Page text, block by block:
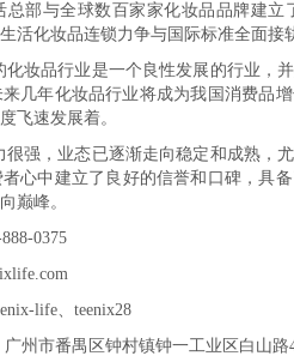
部与全球数百家家化妆品品牌建
活化妆品连锁力争与国际标准全面接
化妆品行业是一个良性发展的行业，
几年化妆品行业将成为我国消费品
飞速发展着。
强，业态已逐渐走向稳定和成熟，
心中建立了良好的信誉和口碑，具
巅峰。
0375
life、teenix28
州市番禺区钟村镇钟一工业区白山路